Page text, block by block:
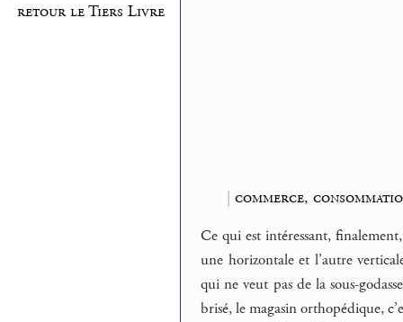
retour le Tiers Livre
| commerce,
Ce qui est intéressant,
une horizontale et l’autre
qui ne veut pas de la sous-
brisé, le magasin orthopédique,